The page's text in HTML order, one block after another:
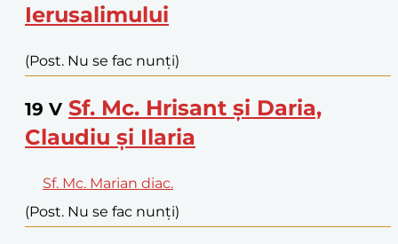
Ierusalimului
(Post. Nu se fac nunți)
19 V Sf. Mc. Hrisant și Daria,
Claudiu și Ilaria
Sf. Mc. Marian diac.
(Post. Nu se fac nunți)